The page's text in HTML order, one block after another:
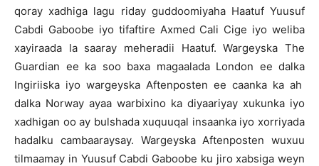
qoray xadhiga lagu riday guddoomiyaha Haatuf Yuusuf
Cabdi Gaboobe iyo tifaftire Axmed Cali Cige iyo weliba
xayiraada la saaray meheradii Haatuf. Wargeyska The
Guardian ee ka soo baxa magaalada London ee dalka
Ingiriiska iyo wargeyska Aftenposten ee caanka ka ah
dalka Norway ayaa warbixino ka diyaariyay xukunka iyo
xadhigan oo ay bulshada xuquuqal insaanka iyo xorriyada
hadalku cambaaraysay. Wargeyska Aftenposten wuxuu
tilmaamay in Yuusuf Cabdi Gaboobe ku jiro xabsiga weyn